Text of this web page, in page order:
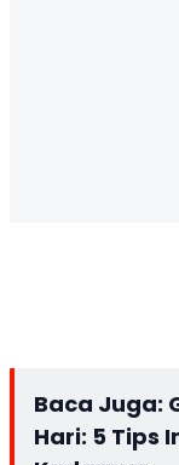
Baca Juga:
Hari: 5 Tips